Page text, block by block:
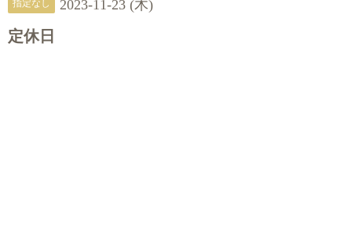
指定なし 2023-11-23 (木)
定休日